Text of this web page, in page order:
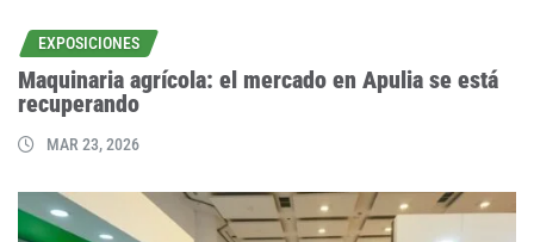
EXPOSICIONES
Maquinaria agrícola: el mercado en Apulia se está
recuperando
MAR 23, 2026